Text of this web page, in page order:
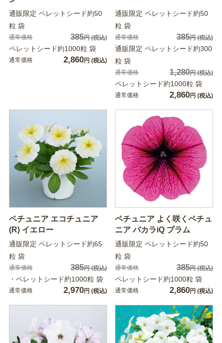
通販限定 ペレットシード約50
粒 袋
通常価格 385円(税込)
ペレットシード約1000粒 袋
通常価格 2,860円 (税込)
通販限定 ペレットシード約50
粒 袋
通常価格 385円(税込)
通販限定 ペレットシード約300
粒 袋
通常価格 1,280円(税込)
ペレットシード約1000粒 袋
通常価格 2,860円 (税込)
ペチュニア エコチュニア
(R) イエロー
通販限定 ペレットシード約65
粒 袋
通常価格 385円(税込)
・ペレットシード約1000粒 袋
通常価格 2,970円 (税込)
ペチュニア よく咲くペチュ
ニア バカラiQ プラム
通販限定 ペレットシード約50
粒 袋
通常価格 385円(税込)
ペレットシード約1000粒 袋
通常価格 2,860円 (税込)